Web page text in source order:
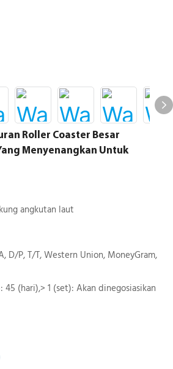
Roller Coaster Besar
Menyenangkan Untuk
angkutan laut
D/P, T/T, Western Union, MoneyGram,
45 (hari),> 1 (set): Akan dinegosiasikan